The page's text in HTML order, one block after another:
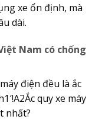
xe ổn định, mà
dài.
Nam có chống
điện đều là ắc
quy xe máy
nhất?